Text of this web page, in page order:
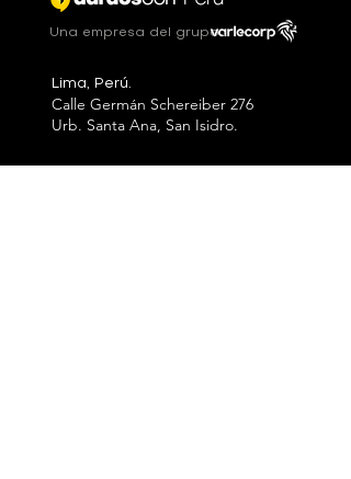
Una empresa del grupo
Lima, Perú.
Calle Germán Schereiber 276
Urb. Santa Ana, San Isidro.